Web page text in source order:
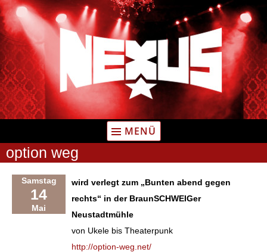
Zum
Inhalt
springen
MENÜ
option weg
Samstag
14
Mai
wird verlegt zum „Bunten abend gegen
rechts“ in der BraunSCHWEIGer
Neustadtmühle
von Ukele bis Theaterpunk
http://option-weg.net/